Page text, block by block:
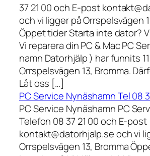
37 21 00 och E-post
och vi ligger på Orrspelsvägen
Öppet tider Starta inte dator?
Vi reparera din PC & Mac PC
namn Datorhjälp ) har funnits
Orrspelsvägen 13, Bromma.
Låt oss […]
PC Service Nynäshamn Tel 08
PC Service Nynäshamn PC
Telefon 08 37 21 00 och E-post
kontakt@datorhjalp.se och vi
Orrspelsvägen 13, Bromma